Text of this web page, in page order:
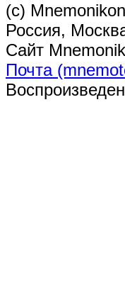
(c)
Россия,
Сайт
Почта